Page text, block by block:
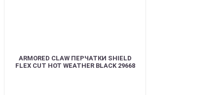
ARMORED CLAW ПЕРЧАТКИ SHIELD
FLEX CUT HOT WEATHER BLACK 29668